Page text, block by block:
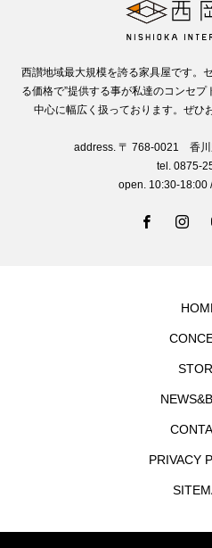
西讃地域最大規模を誇る家具屋です。
る価格で”提供する事が私達のコンセ
中心に幅広く扱っております。ぜひ
address. 〒 768-0021 香川
tel. 0875-
open. 10:30-18:00
PRIVACY